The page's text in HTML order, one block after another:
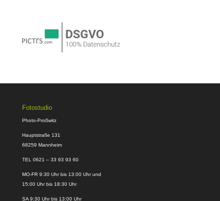
Fotostudio
Photo-Proßwitz
Hauptstraße 131
68259 Mannheim
TEL 0621 – 33 93 93 60
MO-FR 9:30 Uhr bis 13:00 Uhr und
15:00 Uhr bis 18:30 Uhr
SA 9:30 Uhr bis 13:00 Uhr